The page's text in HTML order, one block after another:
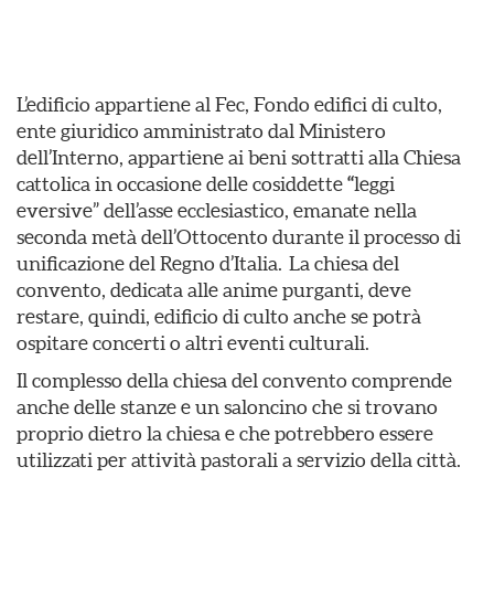
L’edificio appartiene al Fec, Fondo edifici di culto,
ente giuridico amministrato dal Ministero
dell’Interno, appartiene ai beni sottratti alla Chiesa
cattolica in occasione delle cosiddette“leggi
eversive” dell’asse ecclesiastico, emanate nella
seconda metà dell’Ottocento durante il processo di
unificazione del Regno d’Italia. La chiesa del
convento, dedicata alle anime purganti, deve
restare, quindi, edificio di culto anche se potrà
ospitare concerti o altri eventi culturali.
Il complesso della chiesa del convento comprende
anche delle stanze e un saloncino che si trovano
proprio dietro la chiesa e che potrebbero essere
utilizzati per attività pastorali a servizio della città.